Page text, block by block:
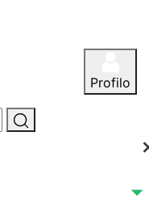
Profilo